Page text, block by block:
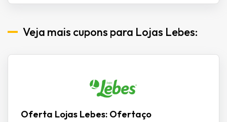
Veja mais cupons para Lojas Lebes:
Oferta Lojas Lebes: Ofertaço